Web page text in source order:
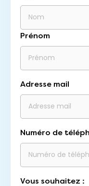
Prénom
Adresse mail
Numéro de
Vous souhaitez :